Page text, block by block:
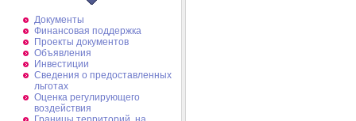
Документы
Финансовая поддержка
Проекты документов
Объявления
Инвестиции
Сведения о предоставленных
льготах
Оценка регулирующего
воздействия